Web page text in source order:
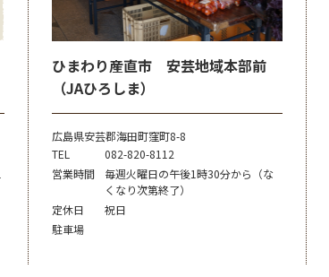
ひまわり産直市 安芸地域本部前
（JAひろしま）
広島県安芸郡海田町窪町8-8
TEL
082-820-8112
営業時間
毎週火曜日の午後1時30分から（な
くなり次第終了）
定休日
祝日
駐車場